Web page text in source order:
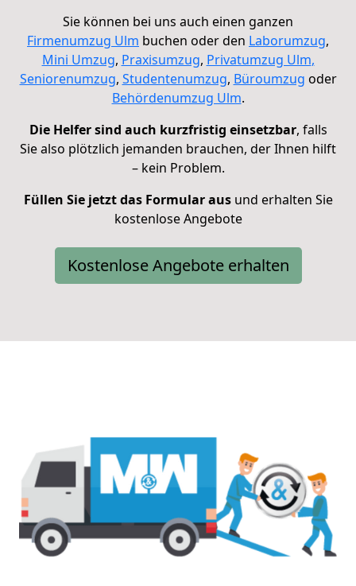
Sie können bei uns auch einen ganzen
Firmenumzug Ulm buchen oder den Laborumzug,
Mini Umzug, Praxisumzug, Privatumzug Ulm,
Seniorenumzug, Studentenumzug, Büroumzug oder
Behördenumzug Ulm.
Die Helfer sind auch kurzfristig einsetzbar, falls
Sie also plötzlich jemanden brauchen, der Ihnen hilft
– kein Problem.
Füllen Sie jetzt das Formular ausund erhalten Sie
kostenlose Angebote
Kostenlose Angebote erhalten